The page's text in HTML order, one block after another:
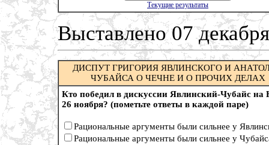
Текущие результаты
Выставлено 07
ДИСПУТ ГРИГОРИЯ ЯВЛИНСКОГО И
ЧУБАЙСА О ЧЕЧНЕ И О ПРОЧИХ ДЕЛАХ
Кто победил в дискуссии Явлинский-Чубайс
26 ноября? (пометьте ответы в каждой паре)
Рациональные аргументы были сильнее у
Рациональные аргументы были сильнее у